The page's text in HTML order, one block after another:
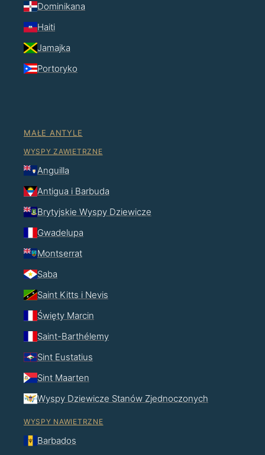
Dominikana
Haiti
Jamajka
Portoryko
MAŁE ANTYLE
WYSPY ZAWIETRZNE
Anguilla
Antigua i Barbuda
Brytyjskie Wyspy Dziewicze
Gwadelupa
Montserrat
Saba
Saint Kitts i Nevis
Święty Marcin
Saint-Barthélemy
Sint Eustatius
Sint Maarten
Wyspy Dziewicze Stanów Zjednoczonych
WYSPY NAWIETRZNE
Barbados